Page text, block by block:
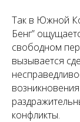
Так в Южной
Бенг”
свободном
вызывается
конфликты.